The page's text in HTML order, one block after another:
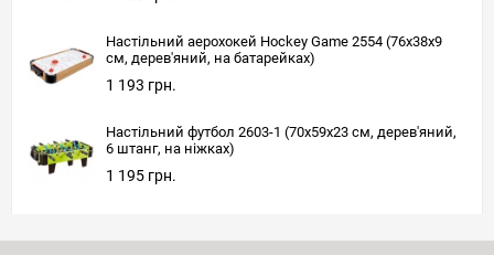
Настільний аерохокей Hockey Game 2554 (76x38x9
см, дерев'яний, на батарейках)
1 193 грн.
Настільний футбол 2603-1 (70x59x23 см, дерев'яний,
6 штанг, на ніжках)
1 195 грн.